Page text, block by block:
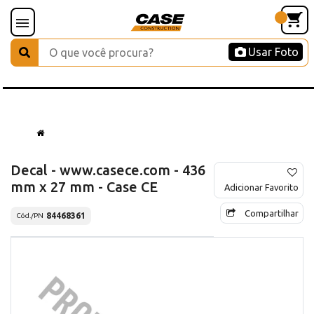
Usar Foto
Decal - www.casece.com - 436
mm x 27 mm - Case CE
Cód./PN 84468361
Adicionar Favorito
Compartilhar